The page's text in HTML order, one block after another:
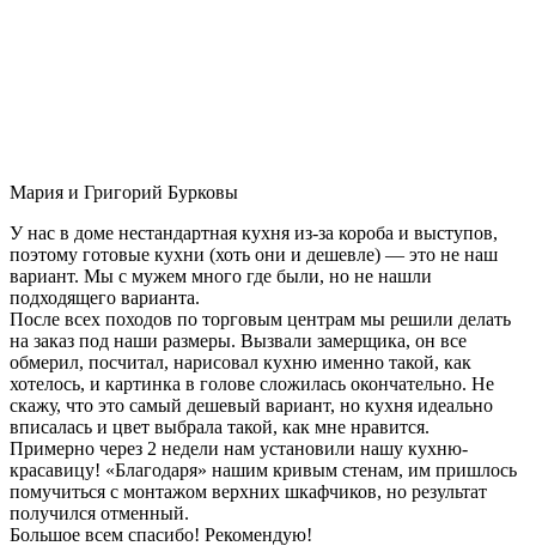
Мария и Григорий Бурковы
У нас в доме нестандартная кухня из-за короба и выступов,
поэтому готовые кухни (хоть они и дешевле) — это не наш
вариант. Мы с мужем много где были, но не нашли
подходящего варианта.
После всех походов по торговым центрам мы решили делать
на заказ под наши размеры. Вызвали замерщика, он все
обмерил, посчитал, нарисовал кухню именно такой, как
хотелось, и картинка в голове сложилась окончательно. Не
скажу, что это самый дешевый вариант, но кухня идеально
вписалась и цвет выбрала такой, как мне нравится.
Примерно через 2 недели нам установили нашу кухню-
красавицу! «Благодаря» нашим кривым стенам, им пришлось
помучиться с монтажом верхних шкафчиков, но результат
получился отменный.
Большое всем спасибо! Рекомендую!